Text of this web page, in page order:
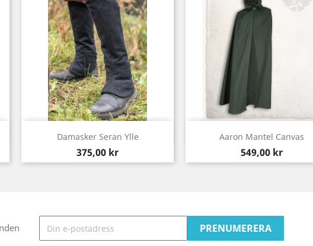
Damasker Seran Ylle
Pris
375,00 kr
Snabbvy Aaron Mantel Canvas
Pris
549,00 kr
Snabbvy